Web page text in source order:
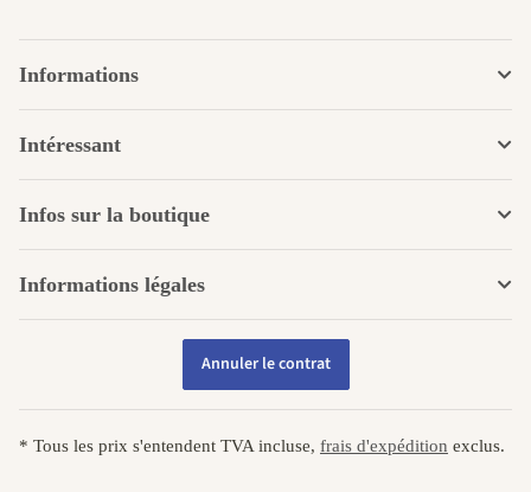
Informations
Intéressant
Infos sur la boutique
Informations légales
Annuler le contrat
* Tous les prix s'entendent TVA incluse, frais d'expédition exclus.